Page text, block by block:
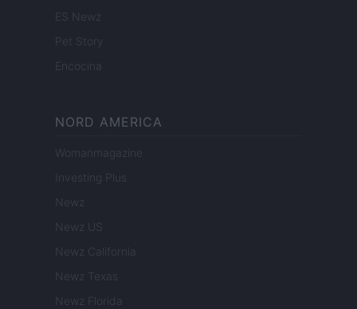
ES Newz
Pet Story
Encocina
NORD AMERICA
Womanmagazine
Investing Plus
Newz
Newz US
Newz California
Newz Texas
Newz Florida